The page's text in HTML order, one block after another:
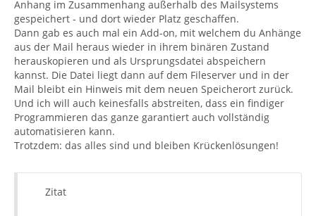
Anhang im Zusammenhang außerhalb des Mailsystems
gespeichert - und dort wieder Platz geschaffen.
Dann gab es auch mal ein Add-on, mit welchem du Anhänge
aus der Mail heraus wieder in ihrem binären Zustand
herauskopieren und als Ursprungsdatei abspeichern
kannst. Die Datei liegt dann auf dem Fileserver und in der
Mail bleibt ein Hinweis mit dem neuen Speicherort zurück.
Und ich will auch keinesfalls abstreiten, dass ein findiger
Programmieren das ganze garantiert auch vollständig
automatisieren kann.
Trotzdem: das alles sind und bleiben Krückenlösungen!
Zitat